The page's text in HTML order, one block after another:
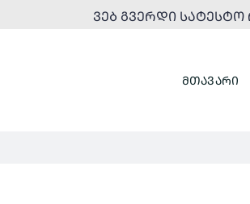
ᲕᲔᲑ ᲒᲕᲔᲠᲓᲘ ᲡᲐᲢᲔᲡᲢᲝ
ᲛᲗᲐᲕᲐᲠᲘ